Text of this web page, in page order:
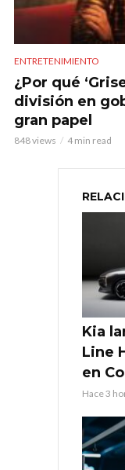
ENTRETENIMIENTO
¿Por qué
división en
gran papel
848 views 4 min read
Kia
Line
en
Hace 3